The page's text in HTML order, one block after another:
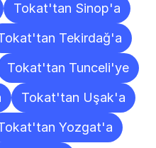
Tokat'tan Sinop'a
Tekirdağ'a
Tokat'tan Tunceli'ye
Tokat'tan Uşak'a
Yozgat'a